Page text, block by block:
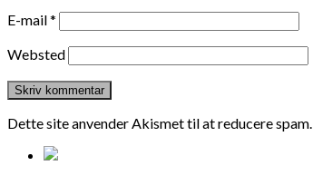
E-mail*
Websted
Dette site anvender Akismet til at reducere spam.